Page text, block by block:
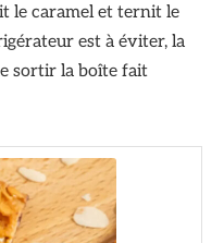
le caramel et ternit le
est à éviter, la
sortir la boîte fait